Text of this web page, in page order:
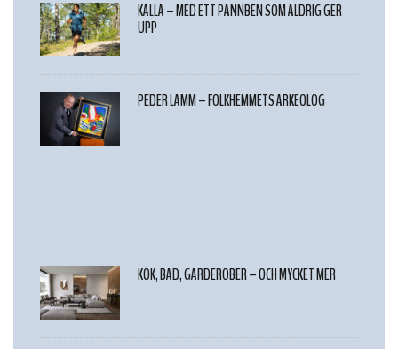
KALLA – MED ETT PANNBEN SOM ALDRIG GER
UPP
PEDER LAMM – FOLKHEMMETS ARKEOLOG
KÖK, BAD, GARDEROBER – OCH MYCKET MER